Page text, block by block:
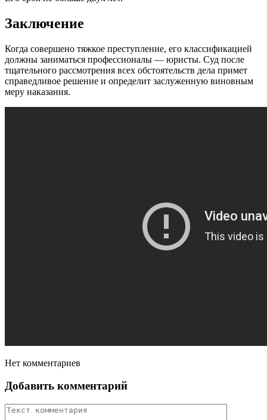
Заключение
Когда совершено тяжкое преступление, его классификацией
должны заниматься профессионалы — юристы. Суд после
тщательного рассмотрения всех обстоятельств дела примет
справедливое решение и определит заслуженную виновным
меру наказания.
Нет комментариев
Добавить комментарий